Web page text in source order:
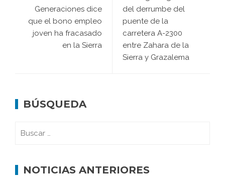
Generaciones dice
que el bono empleo
joven ha fracasado
en la Sierra
del derrumbe del
puente de la
carretera A-2300
entre Zahara de la
Sierra y Grazalema
BÚSQUEDA
NOTICIAS ANTERIORES